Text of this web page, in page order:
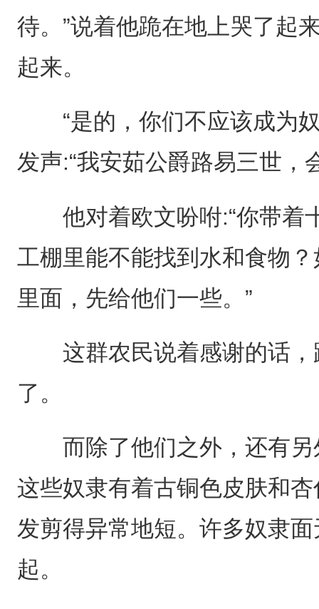
待。”说着他跪在地上哭了起
起来。
“是的，你们不应该成为奴
发声:“我安茹公爵路易三世，
他对着欧文吩咐:“你带着
工棚里能不能找到水和食物
里面，先给他们一些。”
这群农民说着感谢的话，
了。
而除了他们之外，还有另
这些奴隶有着古铜色皮肤和
发剪得异常地短。许多奴隶
起。